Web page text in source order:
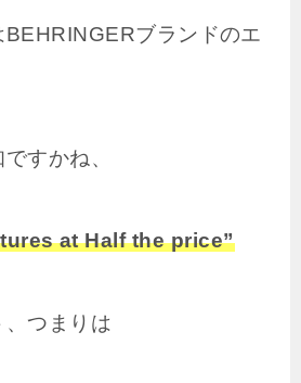
ブランドのエ
すかね、
at Half the price”
、つまりは